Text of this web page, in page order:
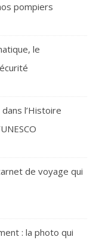
pompiers
le
l’Histoire
de voyage qui
: la photo qui